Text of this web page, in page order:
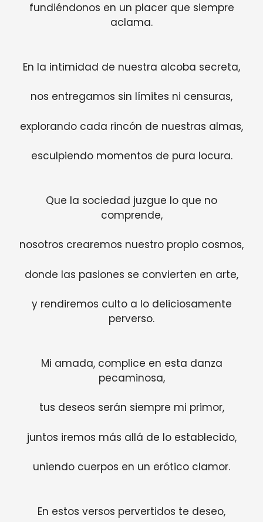
fundiéndonos en un placer que siempre
aclama.
En la intimidad de nuestra alcoba secreta,
nos entregamos sin límites ni censuras,
explorando cada rincón de nuestras almas,
esculpiendo momentos de pura locura.
Que la sociedad juzgue lo que no
comprende,
nosotros crearemos nuestro propio cosmos,
donde las pasiones se convierten en arte,
y rendiremos culto a lo deliciosamente
perverso.
Mi amada, complice en esta danza
pecaminosa,
tus deseos serán siempre mi primor,
juntos iremos más allá de lo establecido,
uniendo cuerpos en un erótico clamor.
En estos versos pervertidos te deseo,